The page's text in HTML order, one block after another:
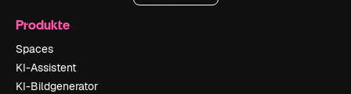
Produkte
Spaces
KI-Assistent
KI-Bildgenerator